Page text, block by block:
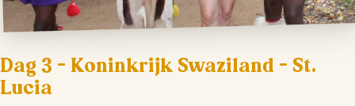
Dag 3 – Koninkrijk Swaziland – St.
Lucia